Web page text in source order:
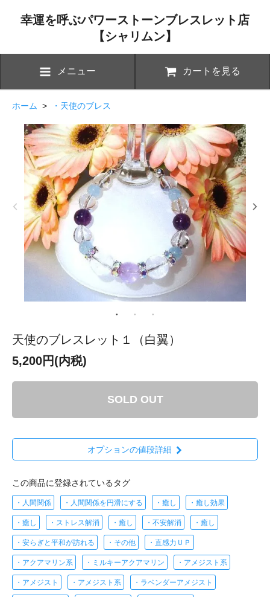
幸運を呼ぶパワーストーンブレスレット店
【シャリムン】
メニュー カートを見る
ホーム > ・天使のブレス
天使のブレスレット１（白翼）
5,200円(内税)
SOLD OUT
オプションの値段詳細
この商品に登録されているタグ
・人間関係 ・人間関係を円滑にする ・癒し ・癒し効果
・癒し ・ストレス解消 ・癒し ・不安解消 ・癒し
・安らぎと平和が訪れる ・その他 ・直感力ＵＰ
・アクアマリン系 ・ミルキーアクアマリン ・アメジスト系
・アメジスト ・アメジスト系 ・ラベンダーアメジスト